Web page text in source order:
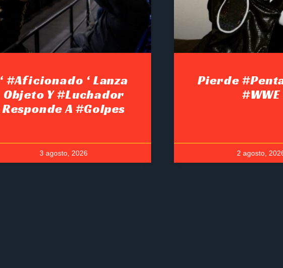
‘ #Aficionado ‘ Lanza
Objeto Y #luchador
Responde A #golpes
3 agosto, 2026
Pierde
#WWE
2 agosto,